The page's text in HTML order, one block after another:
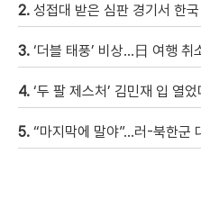
2. 성접대 받은 심판 경기서 한국
3. ‘더블 태풍’ 비상…日 여행 취
4. ‘두 팔 제스처’ 김민재 입 열
5. “마지막에 말야”…러-북한군